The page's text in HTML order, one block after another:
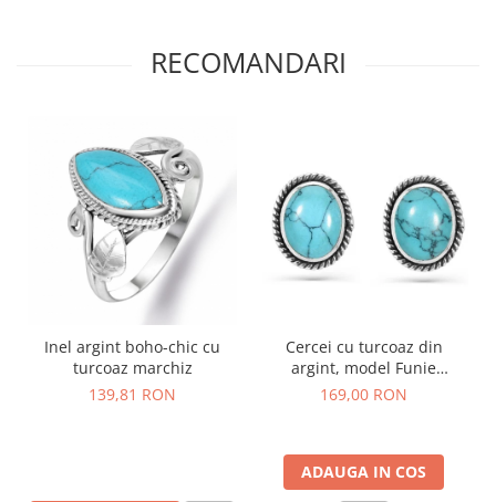
RECOMANDARI
Inel argint boho-chic cu
turcoaz marchiz
139,81 RON
Cercei cu turcoaz din
argint, model Funie
Rasucita pe ureche
169,00 RON
ADAUGA IN COS